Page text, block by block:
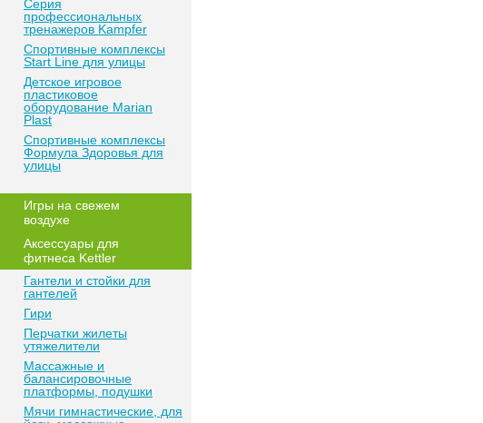
Серия
профессиональных
тренажеров Kampfer
Спортивные комплексы
Start Line для улицы
Детское игровое
пластиковое
оборудование Marian
Plast
Спортивные комплексы
Формула Здоровья для
улицы
Игры на свежем
воздухе
Аксессуары для
фитнеса Kettler
Гантели и стойки для
гантелей
Гири
Перчатки жилеты
утяжелители
Массажные и
балансировочные
платформы, подушки
Мячи гимнастические, для